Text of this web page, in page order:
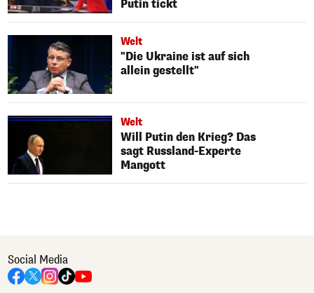
Putin tickt
Welt
"Die Ukraine ist auf sich
allein gestellt"
Welt
Will Putin den Krieg? Das
sagt Russland-Experte
Mangott
Social Media